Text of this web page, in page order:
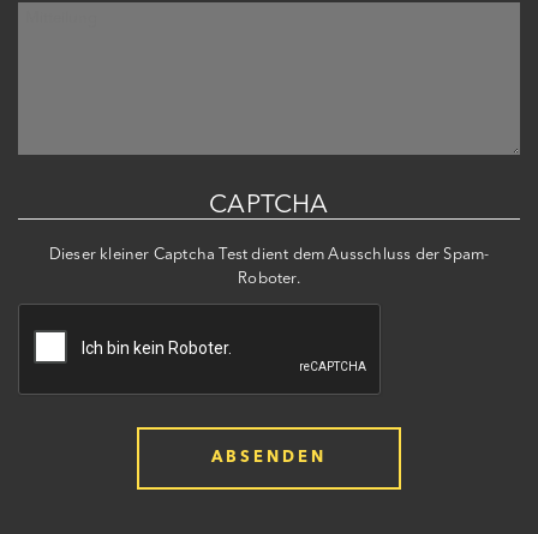
CAPTCHA
Dieser kleiner Captcha Test dient dem Ausschluss der Spam-
Roboter.